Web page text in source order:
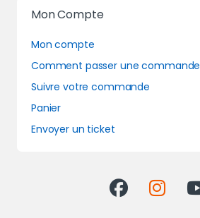
Mon Compte
Mon compte
Comment passer une commande
Suivre votre commande
Panier
Envoyer un ticket